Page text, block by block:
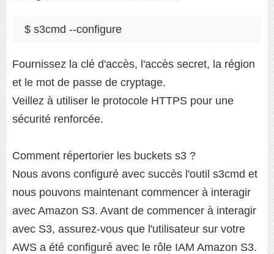
$ s3cmd --configure
Fournissez la clé d'accès, l'accès secret, la région
et le mot de passe de cryptage.
Veillez à utiliser le protocole HTTPS pour une
sécurité renforcée.
Comment répertorier les buckets s3 ?
Nous avons configuré avec succès l'outil s3cmd et
nous pouvons maintenant commencer à interagir
avec Amazon S3. Avant de commencer à interagir
avec S3, assurez-vous que l'utilisateur sur votre
AWS a été configuré avec le rôle IAM Amazon S3.